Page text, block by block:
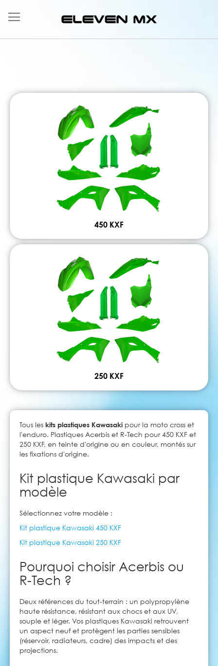
au
contenu
450 KXF
250 KXF
Tous les kits plastiques Kawasaki pour la moto cross et
l'enduro. Plastiques Acerbis et R-Tech pour 450 KXF et
250 KXF, en teinte d'origine ou en couleur, montés sur
les fixations d'origine.
Kit plastique Kawasaki par
modèle
Sélectionnez votre modèle :
Kit plastique Kawasaki 450 KXF
Kit plastique Kawasaki 250 KXF
Pourquoi choisir Acerbis ou
R-Tech ?
Deux références du tout-terrain : un polypropylène
haute résistance, résistant aux chocs et aux UV,
souple et léger. Vos plastiques Kawasaki retrouvent
un aspect neuf et protègent les parties sensibles
(réservoir, radiateurs, cadre) des impacts et des
projections.